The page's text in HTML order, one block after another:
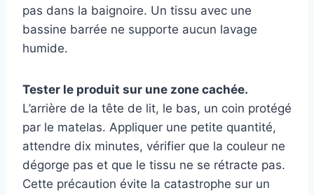
pas dans la baignoire. Un tissu avec une
bassine barrée ne supporte aucun lavage
humide.
Tester le produit sur une zone cachée.
L’arrière de la tête de lit, le bas, un coin protégé
par le matelas. Appliquer une petite quantité,
attendre dix minutes, vérifier que la couleur ne
dégorge pas et que le tissu ne se rétracte pas.
Cette précaution évite la catastrophe sur un